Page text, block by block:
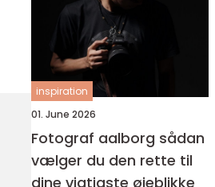
inspiration
01. June 2026
Fotograf aalborg sådan
vælger du den rette til
dine vigtigste øjeblikke